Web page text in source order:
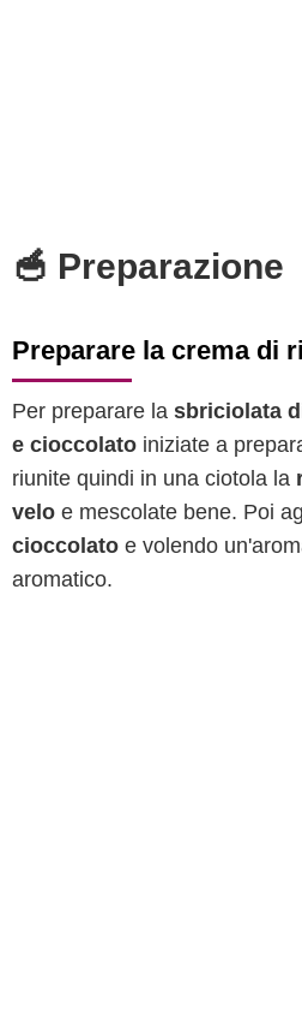
🥣 Preparazione
Preparare la crema di
Per preparare la sbriciolata
e cioccolato iniziate a
riunite quindi in una ciotola la
velo e mescolate bene. Poi
cioccolato e volendo
aromatico.